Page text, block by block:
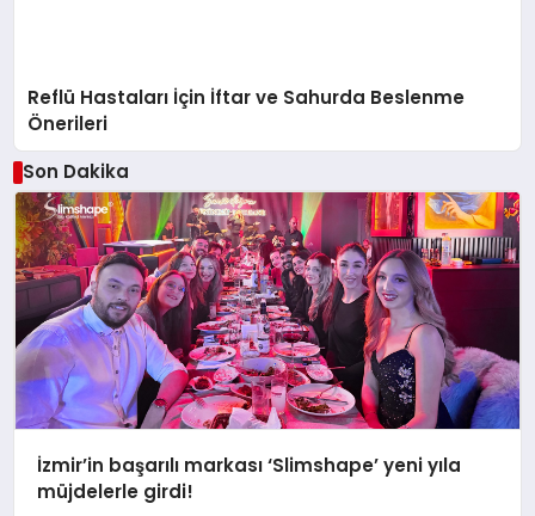
Reflü Hastaları İçin İftar ve Sahurda Beslenme
Önerileri
Son Dakika
İzmir’in başarılı markası ‘Slimshape’ yeni yıla
müjdelerle girdi!